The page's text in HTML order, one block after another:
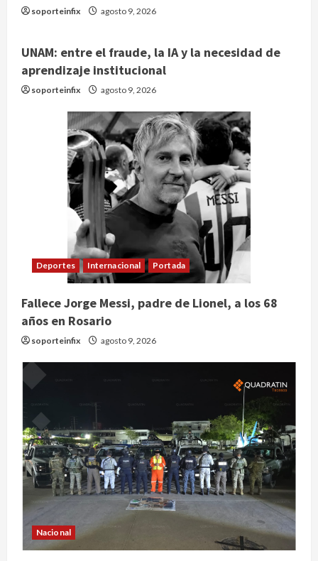
soporteinfix agosto 9, 2026
UNAM: entre el fraude, la IA y la necesidad de
aprendizaje institucional
soporteinfix agosto 9, 2026
Deportes Internacional Portada
Fallece Jorge Messi, padre de Lionel, a los 68
años en Rosario
soporteinfix agosto 9, 2026
Nacional